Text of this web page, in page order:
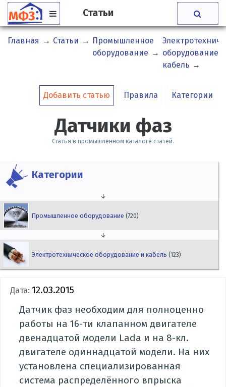
Статьи
Главная → Статьи → Промышленное
оборудование → оборудование и
кабель →
Добавить статью Правила Категории
Датчики фаз
Статья в промышленном каталоге статей.
Категории
↓
Промышленное оборудование(720)
↓
Электротехническое оборудование и кабель(123)
Дата: 12.03.2015
Датчик фаз необходим для полноценно
работы на 16-ти клапанном двигателе
двенадцатой модели Lada и на 8-кл.
двигателе одиннадцатой модели. На них
установлена специализированная
система распределённого впрыска